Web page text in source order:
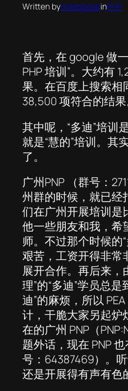
Written bymikespookinPHP
首先，在 google 做
PHP 培训”。大约有
果。在百度上搜索相
38,500 项符合的结果
其中呢，“多迪”培训
就是“慧的”培训。其
了。
广州PNP （群号：
州群的时候，就已经
们在广州开展培训是
他一些朋友和我，希
师。不过那个时候的
艰苦，工资开得非常
展开合作。再后来，
理”的“多迪”学员总是
迪”的麻烦，所以
计，干脆大家另起炉
在的广州 PNP（
题外话，现在 PNP
号：64387469）。
还是开展得有声有色